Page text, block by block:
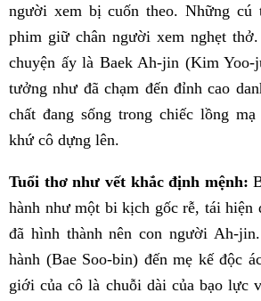
người xem bị cuốn theo. Những cú
phim giữ chân người xem nghẹt
chuyện ấy là Baek Ah-jin (Kim
tưởng như đã chạm đến đỉnh cao
chất đang sống trong chiếc lồng
khứ cô dựng lên.
Tuổi thơ như vết khắc định mệnh:
hành như một bi kịch gốc rễ, tái hiện
đã hình thành nên con người Ah-
hành (Bae Soo-bin) đến mẹ kế độc
giới của cô là chuỗi dài của bạo lực